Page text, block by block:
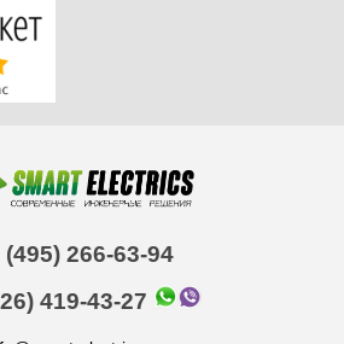
(495) 266-63-94
419-43-27